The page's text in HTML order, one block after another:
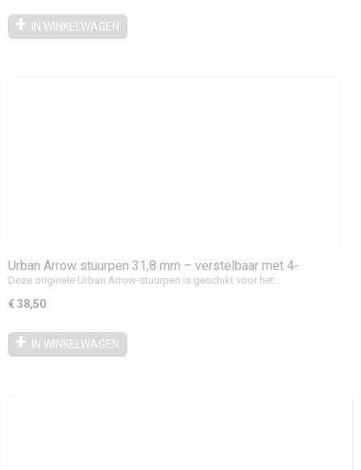
IN WINKELWAGEN
Urban Arrow stuurpen 31,8 mm – verstelbaar met 4-
boutsklem
Deze originele Urban Arrow-stuurpen is geschikt voor het…
€ 38,50
IN WINKELWAGEN